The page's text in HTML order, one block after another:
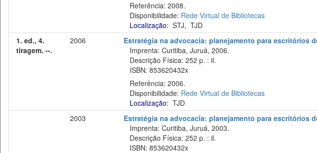
Referência: 2008.
Disponibilidade: Rede Virtual de Bibliotecas
Localização: STJ, TJD
1. ed., 4.
tiragem. --.
2006 Estratégia na advocacia: planejamento para escritórios
Imprenta: Curitiba, Juruá, 2006.
Descrição Física: 252 p. : il.
ISBN: 853620432x
Referência: 2006.
Disponibilidade: Rede Virtual de Bibliotecas
Localização: TJD
2003
Estratégia na advocacia: planejamento para escritórios
Imprenta: Curitiba, Juruá, 2003.
Descrição Física: 252 p. : il.
ISBN: 853620432x